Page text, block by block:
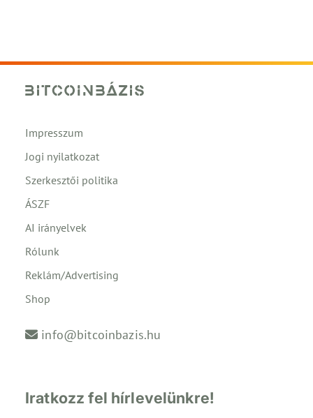
Impresszum
Jogi nyilatkozat
Szerkesztői politika
ÁSZF
AI irányelvek
Rólunk
Reklám/Advertising
Shop
info@bitcoinbazis.hu
Iratkozz fel hírlevelünkre!